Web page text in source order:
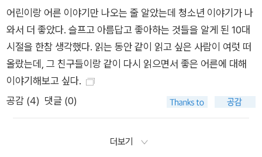
향유할 수 있는 것의 가치를 보여준다. 그 자신이 신뢰할 수 있는
어른들과 아름다운 교정, 훌륭한 시설을 갖춘 학교 덕분에 청소년
기의 어두운 터널을 지나왔던 경험을 꺼내놓으며 ‘공공성’이 얼마
나 아름답고 든든한 말인지 여실히 드러낸다. 선생님들이 나만 꼭
집어 사랑하지 않더라도, 사랑받는 아이 중 하나라는 사실만으로
도 충분했다. 사랑은 자격을 갖추지 않아도 받을 수 있는 것이다.
교가 아니었다면 모르고 살았을 좋은 것들이 학교에 있었다. 학교
어린이랑 어른 이야기만 나오는 줄 알았는데 청소년 이야기가 나
와서 더 좋았다. 슬프고 아름답고 좋아하는 것들을 알게 된 10대
시절을 한참 생각했다. 읽는 동안 같이 읽고 싶은 사람이 여럿 떠
올랐는데, 그 친구들이랑 같이 다시 읽으면서 좋은 어른에 대해
이야기해보고 싶다.
공감 (4) 댓글 (0)
더보기